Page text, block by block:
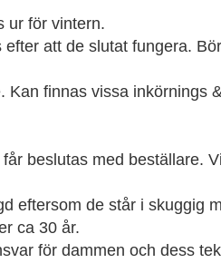
ur för vintern.
att de slutat fungera.
Kan finnas vissa inkörnings
beslutas med beställare.
eftersom de står i skuggig
ca 30 år.
för dammen och dess